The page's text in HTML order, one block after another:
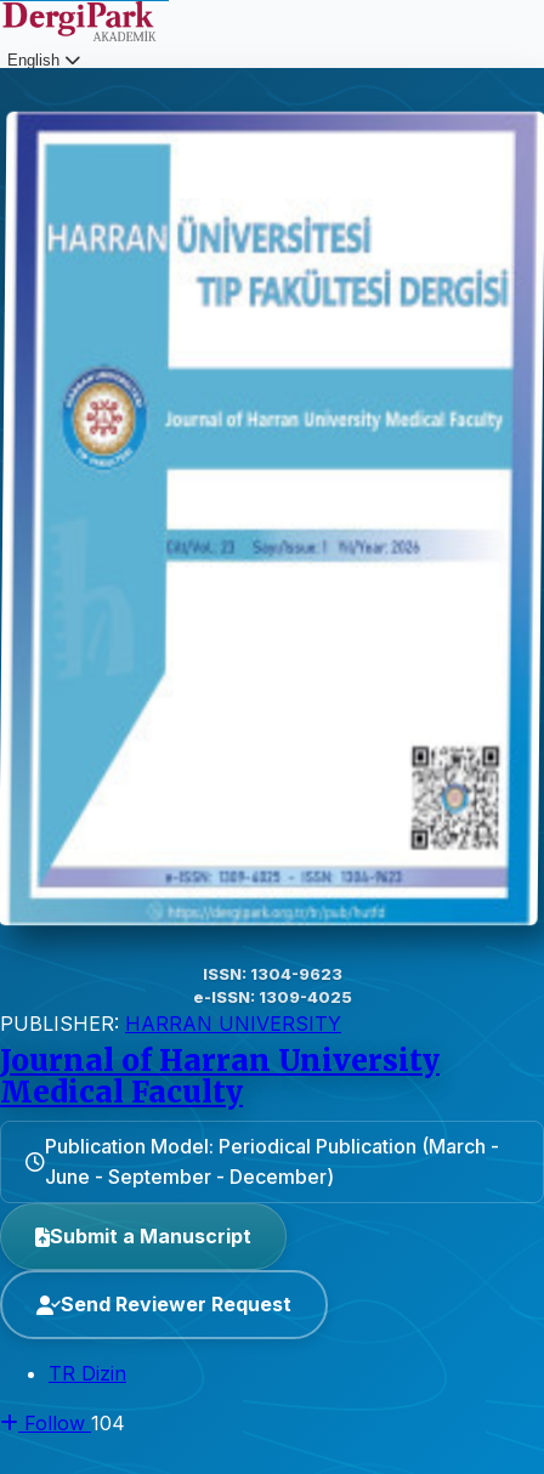
English
ISSN: 1304-9623
e-ISSN: 1309-4025
PUBLISHER: HARRAN UNIVERSITY
Journal of Harran University
Medical Faculty
Publication Model: Periodical Publication (March -
June - September - December)
Submit a Manuscript
Send Reviewer Request
TR Dizin
Follow 104